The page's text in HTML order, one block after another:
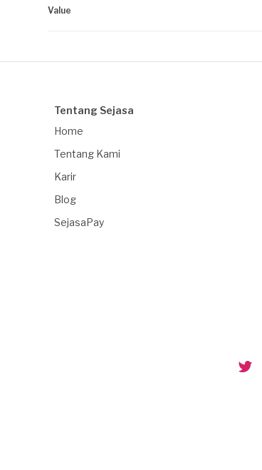
Value
Tentang Sejasa
Home
Tentang Kami
Karir
Blog
SejasaPay